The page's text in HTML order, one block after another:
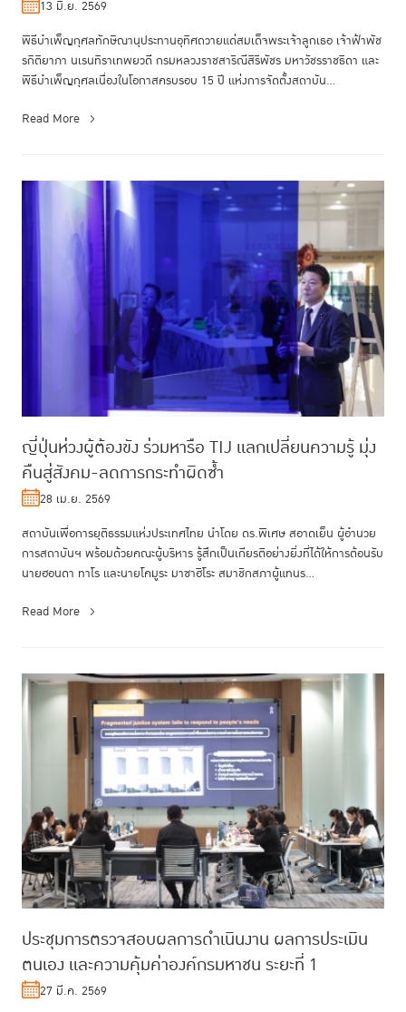
13 มิ.ย. 2569
พิธีบำเพ็ญกุศลทักษิณานุประทานอุทิศถวายแด่สมเด็จพระเจ้าลูกเธอ เจ้าฟ้าพัช
รกิติยาภา นเรนทิราเทพยวดี กรมหลวงราชสาริณีสิริพัชร มหาวัชรราชธิดา และ
พิธีบำเพ็ญกุศลเนื่องในโอกาสครบรอบ 15 ปี แห่งการจัดตั้งสถาบัน...
Read More
ญี่ปุ่นห่วงผู้ต้องขัง ร่วมหารือ TIJ แลกเปลี่ยนความรู้ มุ่ง
คืนสู่สังคม-ลดการกระทำผิดซ้ำ
28 เม.ย. 2569
สถาบันเพื่อการยุติธรรมแห่งประเทศไทย นำโดย ดร.พิเศษ สอาดเย็น ผู้อำนวย
การสถาบันฯ พร้อมด้วยคณะผู้บริหาร รู้สึกเป็นเกียรติอย่างยิ่งที่ได้ให้การต้อนรับ
นายฮอนดา ทาโร และนายโคมูระ มาซาฮิโระ สมาชิกสภาผู้แทนร...
Read More
ประชุมการตรวจสอบผลการดำเนินงาน ผลการประเมิน
ตนเอง และความคุ้มค่าองค์กรมหาชน ระยะที่ 1
27 มี.ค. 2569